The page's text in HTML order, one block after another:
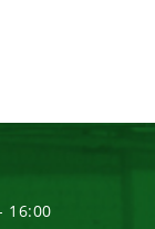
16:00